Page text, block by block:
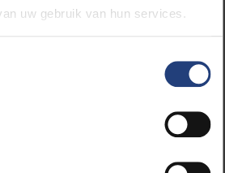
uw gebruik van hun services.